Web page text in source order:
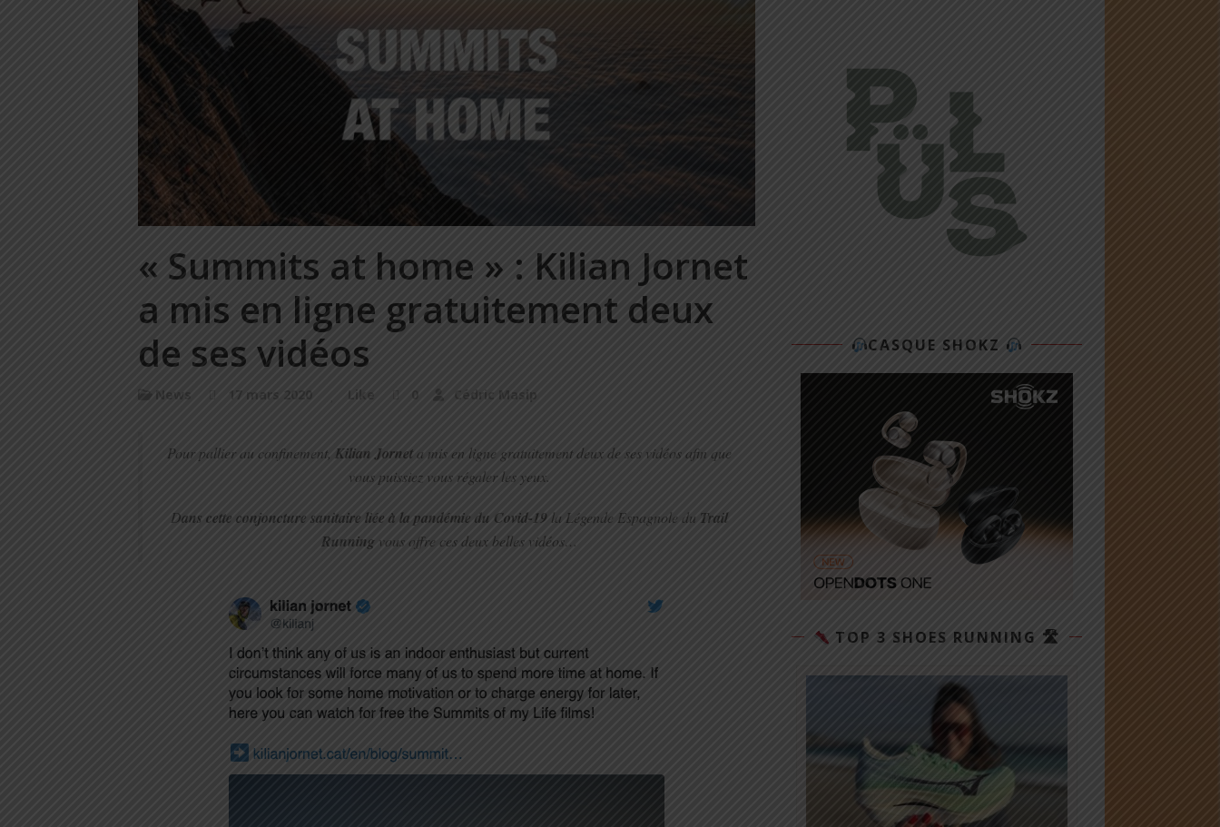
« Summits at home » : Kilian Jornet
a mis en ligne gratuitement deux
de ses vidéos
News 17 mars 2020 Like 0 Cédric Masip
Pour pallier au confinement, Kilian Jorneta mis en ligne gratuitement deux de ses vidéos afin que
vous puissiez vous régaler les yeux.
Dans cette conjoncture sanitaire liée à la pandémie du Covid-19la Légende Espagnole du Trail
Runningvous offre ces deux belles vidéos…
CASQUE SHOKZ
TOP 3 SHOES RUNNING 🛣